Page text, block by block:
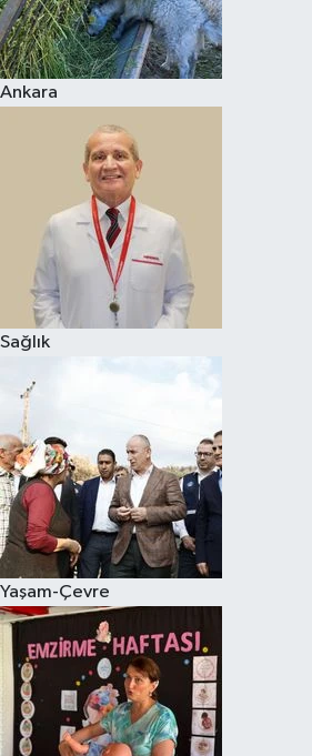
Ankara
Sağlık
Yaşam-Çevre